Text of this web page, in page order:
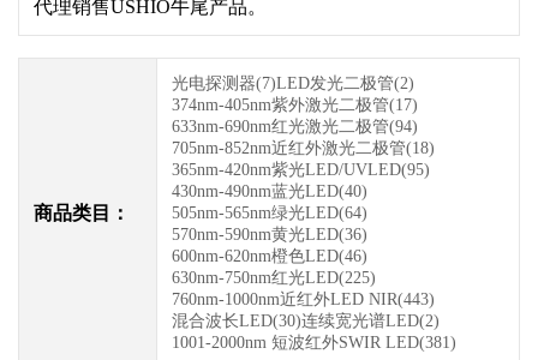
代理销售USHIO牛尾产品。
商品类目：
光电探测器(7)LED发光二极管(2)
374nm-405nm紫外激光二极管(17)
633nm-690nm红光激光二极管(94)
705nm-852nm近红外激光二极管(18)
365nm-420nm紫光LED/UVLED(95)
430nm-490nm蓝光LED(40)
505nm-565nm绿光LED(64)
570nm-590nm黄光LED(36)
600nm-620nm橙色LED(46)
630nm-750nm红光LED(225)
760nm-1000nm近红外LED NIR(443)
混合波长LED(30)连续宽光谱LED(2)
1001-2000nm 短波红外SWIR LED(381)